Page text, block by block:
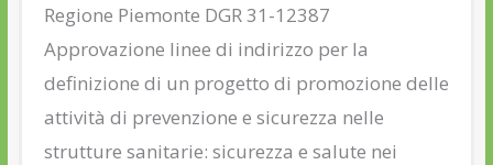
Regione Piemonte DGR 31-12387
Approvazione linee di indirizzo per la
definizione di un progetto di promozione delle
attività di prevenzione e sicurezza nelle
strutture sanitarie: sicurezza e salute nei